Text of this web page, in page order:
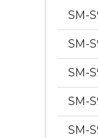
SM-
SM-
SM-
SM-
SM-